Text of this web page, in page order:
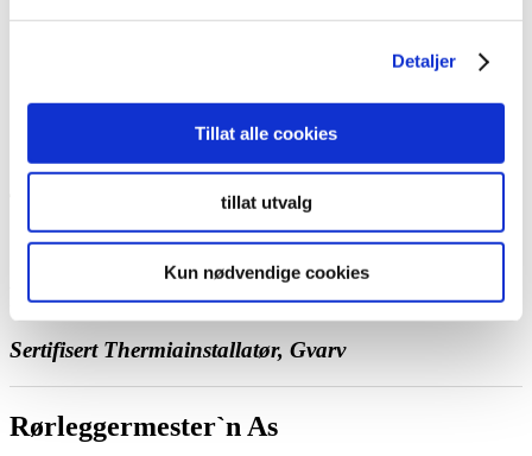
Detaljer
Tillat alle cookies
tillat utvalg
Kun nødvendige cookies
Snakk med en ekspert
Rørleggermester`n As
Sertifisert Thermiainstallatør, Gvarv
Rørleggermester`n As